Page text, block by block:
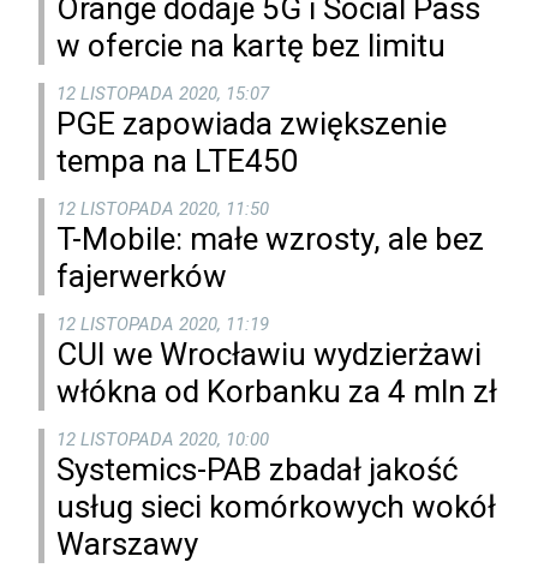
Orange dodaje 5G i Social Pass
w ofercie na kartę bez limitu
12 LISTOPADA 2020, 15:07
PGE zapowiada zwiększenie
tempa na LTE450
12 LISTOPADA 2020, 11:50
T-Mobile: małe wzrosty, ale bez
fajerwerków
12 LISTOPADA 2020, 11:19
CUI we Wrocławiu wydzierżawi
włókna od Korbanku za 4 mln zł
12 LISTOPADA 2020, 10:00
Systemics-PAB zbadał jakość
usług sieci komórkowych wokół
Warszawy